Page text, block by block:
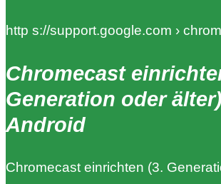
http s://support.google.com ›
Chromecast
Generation oder
Android
Chromecast einrichten (3.